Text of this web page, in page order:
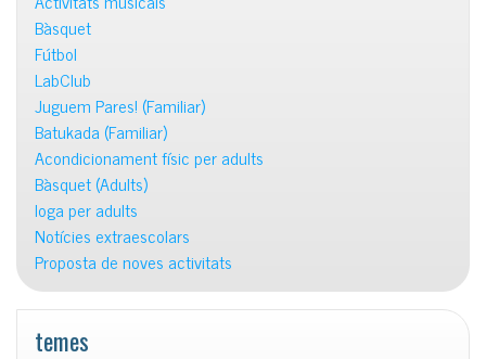
Bàsquet
Fútbol
LabClub
Juguem Pares! (Familiar)
Batukada (Familiar)
Acondicionament físic per adults
Bàsquet (Adults)
Ioga per adults
Notícies extraescolars
Proposta de noves activitats
temes